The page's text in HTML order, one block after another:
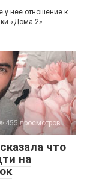
у нее отношение к
«Дома-2»
455 просмотров
что
на